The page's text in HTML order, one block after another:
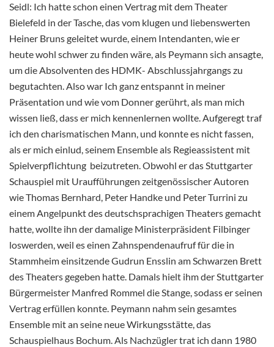
Seidl: Ich hatte schon einen Vertrag mit dem Theater
Bielefeld in der Tasche, das vom klugen und liebenswerten
Heiner Bruns geleitet wurde, einem Intendanten, wie er
heute wohl schwer zu finden wäre, als Peymann sich ansagte,
um die Absolventen des HDMK- Abschlussjahrgangs zu
begutachten. Also war Ich ganz entspannt in meiner
Präsentation und wie vom Donner gerührt, als man mich
wissen ließ, dass er mich kennenlernen wollte. Aufgeregt traf
ich den charismatischen Mann, und konnte es nicht fassen,
als er mich einlud, seinem Ensemble als Regieassistent mit
Spielverpflichtung beizutreten. Obwohl er das Stuttgarter
Schauspiel mit Uraufführungen zeitgenössischer Autoren
wie Thomas Bernhard, Peter Handke und Peter Turrini zu
einem Angelpunkt des deutschsprachigen Theaters gemacht
hatte, wollte ihn der damalige Ministerpräsident Filbinger
loswerden, weil es einen Zahnspendenaufruf für die in
Stammheim einsitzende Gudrun Ensslin am Schwarzen Brett
des Theaters gegeben hatte. Damals hielt ihm der Stuttgarter
Bürgermeister Manfred Rommel die Stange, sodass er seinen
Vertrag erfüllen konnte. Peymann nahm sein gesamtes
Ensemble mit an seine neue Wirkungsstätte, das
Schauspielhaus Bochum. Als Nachzügler trat ich dann 1980